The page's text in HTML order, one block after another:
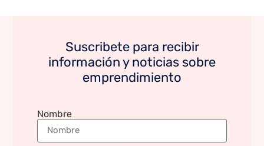
Suscribete para recibir
información y noticias sobre
emprendimiento
Nombre